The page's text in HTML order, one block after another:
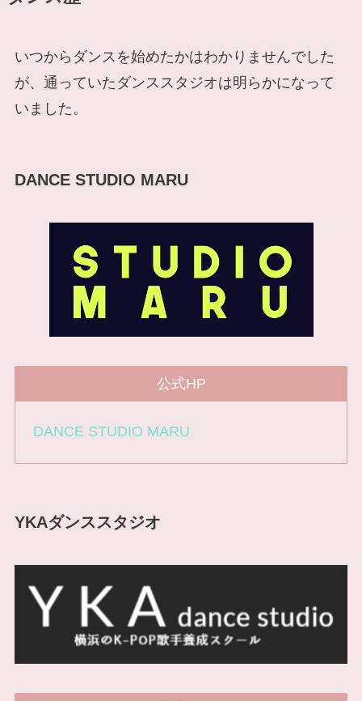
いつからダンスを始めたかはわかりませんでした
が、通っていたダンススタジオは明らかになって
いました。
DANCE STUDIO MARU
公式HP
DANCE STUDIO MARU
YKAダンススタジオ